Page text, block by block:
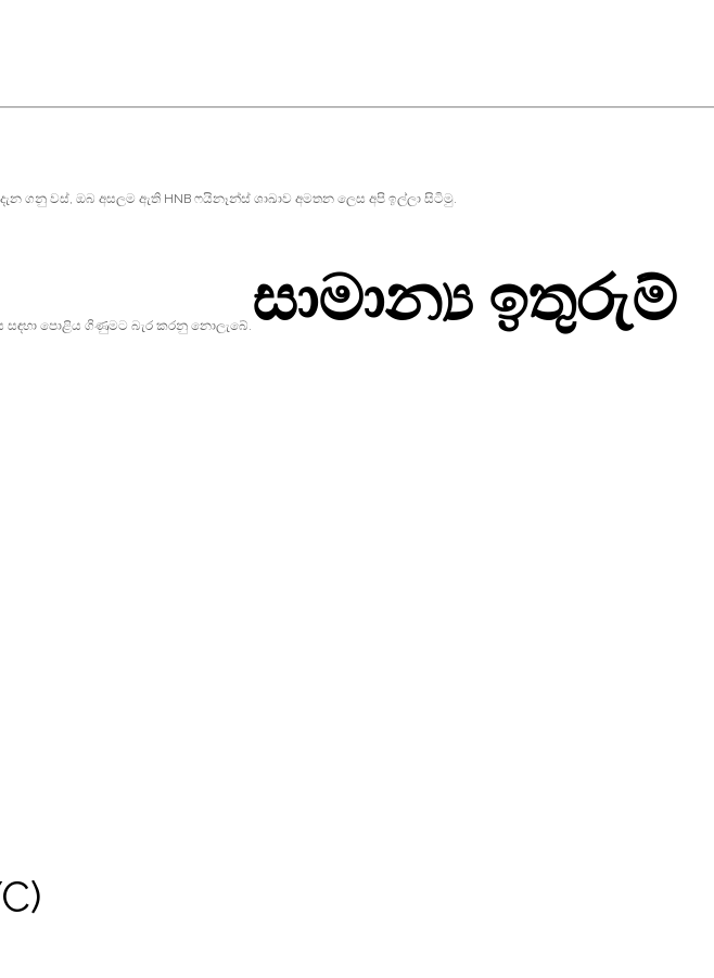
වස්, ඔබ අසලම ඇති HNB ෆයිනෑන්ස් ශාඛාව අමතන ලෙස අපි ඉල්ලා සිටිමු.
සඳහා පොළිය ගිණුමට බැර කරනු නොලැබේ. සාමාන්‍ය ඉතුරුම්